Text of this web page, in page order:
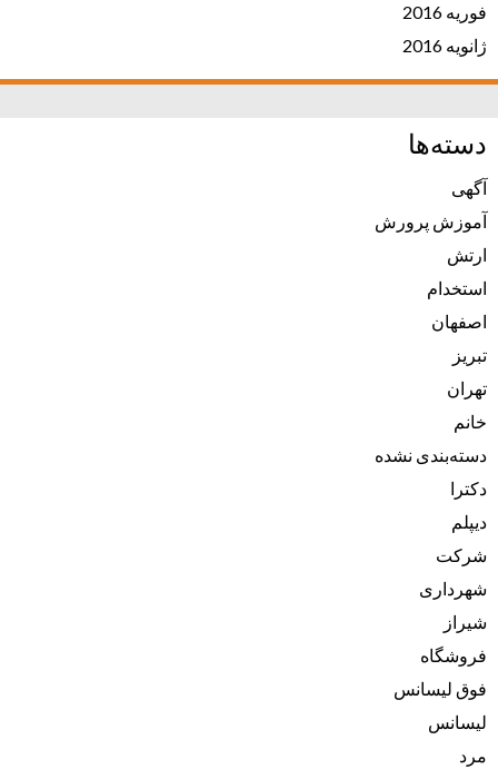
فوریه 2016
ژانویه 2016
دسته‌ها
آگهی
آموزش پرورش
ارتش
استخدام
اصفهان
تبریز
تهران
خانم
دسته‌بندی نشده
دکترا
دیپلم
شرکت
شهرداری
شیراز
فروشگاه
فوق لیسانس
لیسانس
مرد